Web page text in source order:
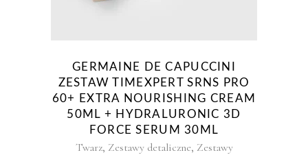
GERMAINE DE CAPUCCINI
ZESTAW TIMEXPERT SRNS PRO
60+ EXTRA NOURISHING CREAM
50ML + HYDRALURONIC 3D
FORCE SERUM 30ML
Twarz, Zestawy detaliczne, Zestawy